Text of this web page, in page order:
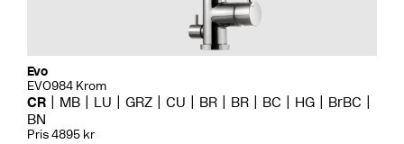
Evo
EVO984 Krom
CR MB LU GRZ CU BR BR BC HG
BrBC
BN
Pris 4895 kr